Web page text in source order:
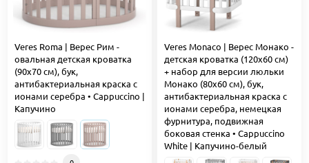
Veres Roma | Верес Рим -
овальная детская кроватка
(90x70 см), бук,
антибактериальная краска с
ионами серебра • Cappuccino |
Капучино
Veres Monaco | Верес Монако -
детская кроватка (120x60 см)
+ набор для версии люльки
Монако (80х60 см), бук,
антибактериальная краска с
ионами серебра, немецкая
фурнитура, подвижная
боковая стенка • Cappuccino
White | Капучино-белый